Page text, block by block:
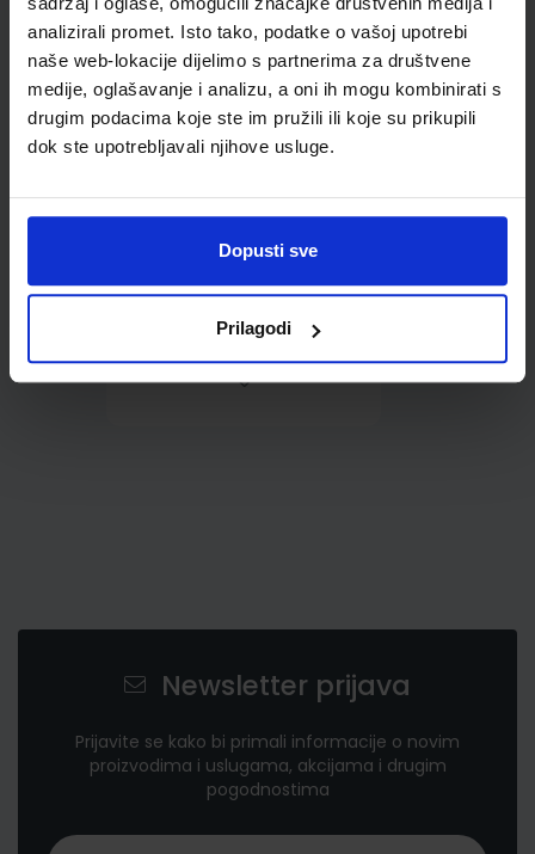
analizirali promet. Isto tako, podatke o vašoj upotrebi
naše web-lokacije dijelimo s partnerima za društvene
medije, oglašavanje i analizu, a oni ih mogu kombinirati s
drugim podacima koje ste im pružili ili koje su prikupili
dok ste upotrebljavali njihove usluge.
Dopusti sve
Prilagodi
0,85 €
Newsletter prijava
Prijavite se kako bi primali informacije o novim
proizvodima i uslugama, akcijama i drugim
pogodnostima